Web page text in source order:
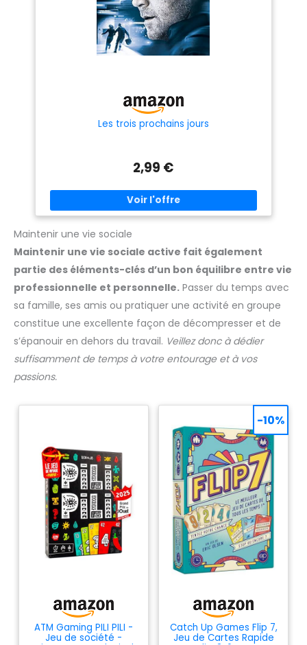
Les trois prochains jours
2,99 €
Maintenir une vie sociale
Maintenir une vie sociale active fait également
partie des éléments-clés d’un bon équilibre entre vie
professionnelle et personnelle. Passer du temps avec
sa famille, ses amis ou pratiquer une activité en groupe
constitue une excellente façon de décompresser et de
s’épanouir en dehors du travail. Veillez donc à dédier
suffisamment de temps à votre entourage et à vos
passions.
ATM Gaming PILI PILI -
Jeu de société -
Catch Up Games Flip 7,
Jeu de Cartes Rapide
-10%